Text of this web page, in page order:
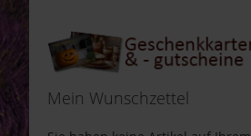
Marken
Arche
Barnhouse
Mein Wunschzettel